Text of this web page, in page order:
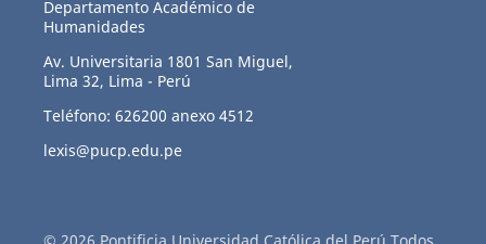
Departamento Académico de
Humanidades
Av. Universitaria 1801 San Miguel,
Lima 32, Lima - Perú
Teléfono: 626200 anexo 4512
lexis@pucp.edu.pe
© 2026 Pontificia Universidad Católica del Perú Todos